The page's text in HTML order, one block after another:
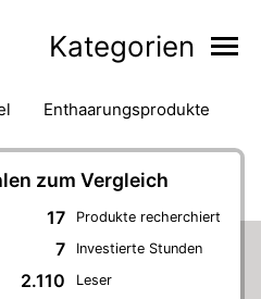
Kategorien
Enthaarungsprodukte
Nagelpflege
& Familienplanung
zum Vergleich
17 Produkte recherchiert
7 Investierte Stunden
2.110 Leser